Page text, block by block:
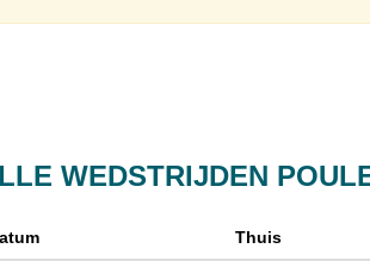
WEDSTRIJDEN
Thuis